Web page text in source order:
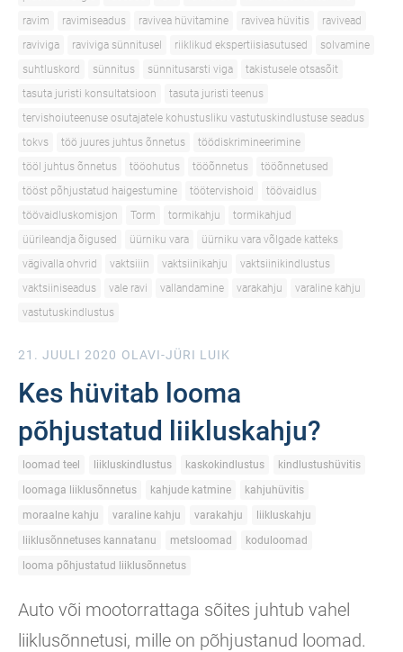
ravim
ravimiseadus ravivea hüvitamine ravivea hüvitis
ravivead
raviviga
raviviga sünnitusel riiklikud ekspertiisiasutused
solvamine
suhtluskord
sünnitus sünnitusarsti viga
takistusele otsasõit
tasuta juristi konsultatsioon
tasuta juristi teenus
tervishoiuteenuse osutajatele kohustusliku vastutuskindlustuse seadus
tokvs
töö juures juhtus õnnetus
töödiskrimineerimine
tööl juhtus õnnetus
tööohutus tööõnnetus
tööõnnetused
tööst põhjustatud haigestumine
töötervishoid
töövaidlus
töövaidluskomisjon
Torm tormikahju
tormikahjud
üürileandja õigused
üürniku vara
üürniku vara võlgade katteks
vägivalla ohvrid
vaktsiiin vaktsiinikahju
vaktsiinikindlustus
vaktsiiniseadus
vale ravi vallandamine varakahju
varaline kahju
vastutuskindlustus
21. JUULI 2020 OLAVI-JÜRI LUIK
Kes hüvitab looma
põhjustatud liikluskahju?
loomad teel liikluskindlustus kaskokindlustus
kindlustushüvitis
loomaga liiklusõnnetus
kahjude katmine
kahjuhüvitis
moraalne kahju
varaline kahju varakahju
liikluskahju
liiklusõnnetuses kannatanu
metsloomad
koduloomad
looma põhjustatud liiklusõnnetus
Auto või mootorrattaga sõites juhtub vahel
liiklusõnnetusi, mille on põhjustanud loomad.